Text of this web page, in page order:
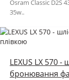
Osram Classic D2S
35w..
LEXUS LX 570 -
бронювання